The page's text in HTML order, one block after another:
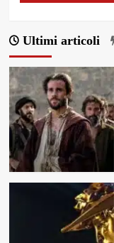
Ultimi articoli